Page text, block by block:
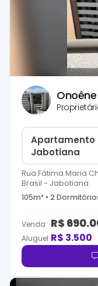
Onoêne
Apartamento
Jabotiana
Rua Fátima Maria
Brasil - Jabotiana
105m² • 2Dormitório
Venda R$
Aluguel R$ 3.500